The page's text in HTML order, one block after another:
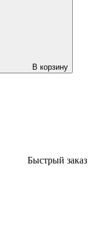
В корзину
Быстрый заказ